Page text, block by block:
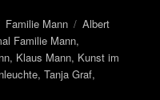
Kategorien
Familie Mann Schlagwörter
Albert
Familie Mann,
, Klaus Mann, Kunst im
,Tanja Graf,